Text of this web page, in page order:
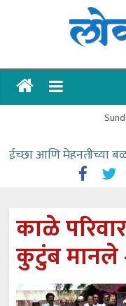
ताज्या
ईच्छा आणि मेहनतीच्या
संजीवनीच्या
वाढीव निधी देण्यास
काळे
आत्मामालिक गुरूकूलाचे २२८
काळे
कुटुंब मानले